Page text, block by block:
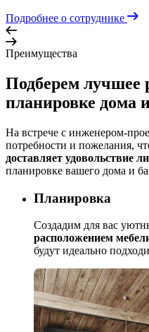
Подробнее о сотруднике
Преимущества
Подберем лучшее
планировке дома
На встрече с инженером-
потребности и пожелания,
доставляет удовольствие
планировке вашего дома и
Планировка
Создадим для вас
расположением
будут идеально